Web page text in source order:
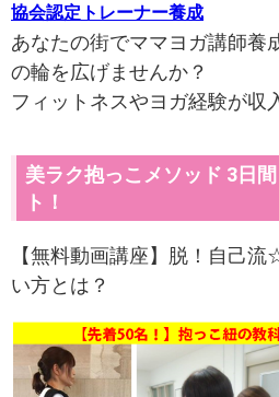
協会認定トレーナー養成
あなたの街でママヨガ講師養
の輪を広げませんか？
フィットネスやヨガ経験が収
美ラク抱っこメソッド 3日
ト！
【無料動画講座】脱！自己
い方とは？